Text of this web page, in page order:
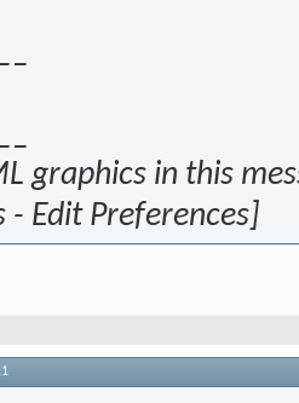
graphics in this
- Edit Preferences]